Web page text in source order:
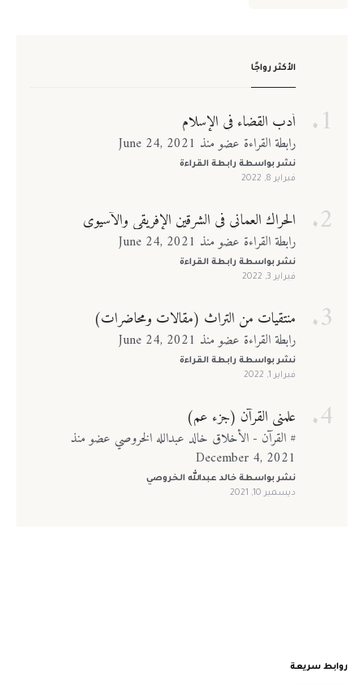
الأكثر رواجًا
أدب القضاء في الإسلام
رابطة القراءة عضو منذ June 24, 2021
نشر بواسطة رابطة القراءة
فبراير 8, 2022
الحراك العماني في الشرقين الإفريقي والآسيوي
رابطة القراءة عضو منذ June 24, 2021
نشر بواسطة رابطة القراءة
فبراير 3, 2022
منتقيات من التراث (مقالات ومحاضرات)
رابطة القراءة عضو منذ June 24, 2021
نشر بواسطة رابطة القراءة
فبراير 1, 2022
علمني القرآن (جزء عم)
# القرآن - الأخلاق خالد عبدالله الخروصي عضو منذ
December 4, 2021
نشر بواسطة خالد عبدالله الخروصي
ديسمبر 10, 2021
روابط سريعة